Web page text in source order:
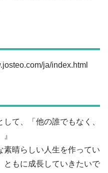
ja/index.html
して、「他の誰でもなく、
素晴らしい人生を作ってい
ともに成長していきたいで